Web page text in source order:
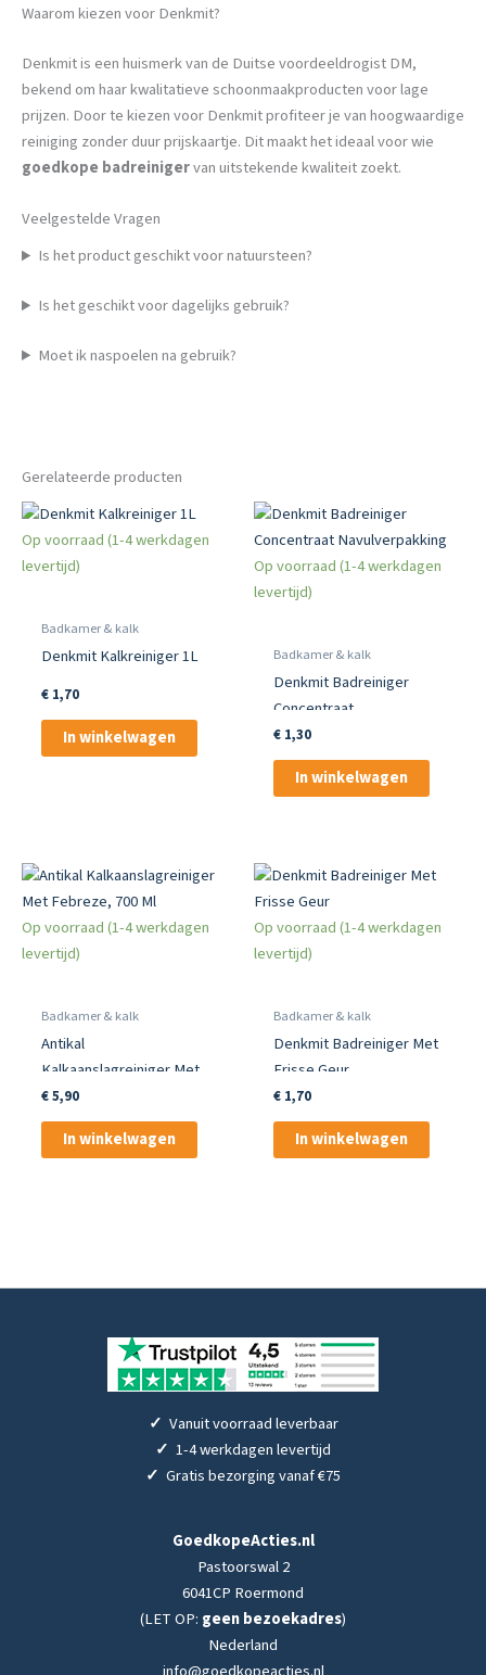
Waarom kiezen voor Denkmit?
Denkmit is een huismerk van de Duitse voordeeldrogist DM,
bekend om haar kwalitatieve schoonmaakproducten voor lage
prijzen. Door te kiezen voor Denkmit profiteer je van hoogwaardige
reiniging zonder duur prijskaartje. Dit maakt het ideaal voor wie
goedkope badreinigervan uitstekende kwaliteit zoekt.
Veelgestelde Vragen
Is het product geschikt voor natuursteen?
Is het geschikt voor dagelijks gebruik?
Moet ik naspoelen na gebruik?
Gerelateerde producten
Op voorraad (1-4 werkdagen
levertijd)
Badkamer & kalk
Denkmit Kalkreiniger 1L
€1,70
In winkelwagen
Op voorraad (1-4 werkdagen
levertijd)
Badkamer & kalk
Denkmit Badreiniger
Concentraat
Navulverpakking
€1,30
In winkelwagen
Op voorraad (1-4 werkdagen
levertijd)
Badkamer & kalk
Antikal
Kalkaanslagreiniger Met
Febreze, 700 Ml
€5,90
In winkelwagen
Op voorraad (1-4 werkdagen
levertijd)
Badkamer & kalk
Denkmit Badreiniger Met
Frisse Geur
€1,70
In winkelwagen
✓ Vanuit voorraad leverbaar
✓ 1-4 werkdagen levertijd
✓ Gratis bezorging vanaf €75
GoedkopeActies.nl
Pastoorswal 2
6041CP Roermond
(LET OP: geen bezoekadres)
Nederland